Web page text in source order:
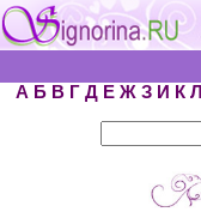
А Б В Г Д Е Ж З И К Л